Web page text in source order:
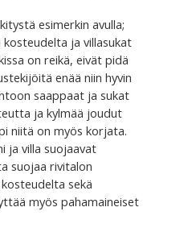
esimerkin avulla;
ja villasukat
on reikä, eivät pidä
enää niin hyvin
saappaat ja sukat
ja kylmää joudut
niitä on myös korjata.
ja villa suojaavat
suojaa rivitalon
sekä
myös pahamaineiset